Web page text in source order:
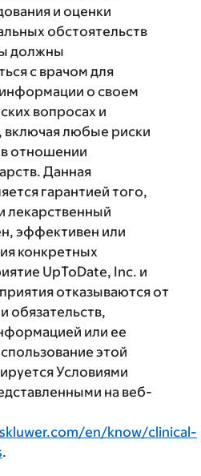
и оценки
обстоятельств
должны
с врачом для
о своем
вопросах и
включая любые риски
отношении
Данная
гарантией того,
лекарственный
эффективен или
конкретных
UpToDate, Inc. и
отказываются от
обязательств,
или ее
этой
Условиями
на веб-
en/know/clinical-
.